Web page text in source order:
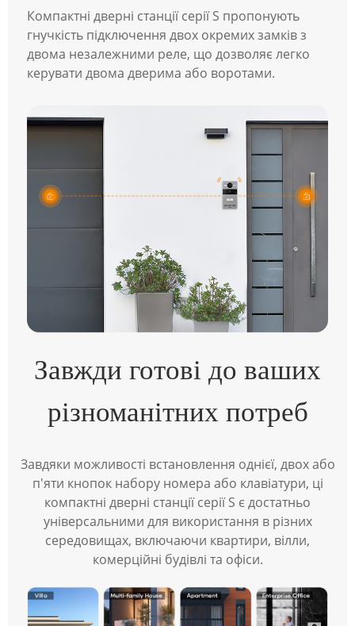
Компактні дверні станції серії S пропонують
гнучкість підключення двох окремих замків з
двома незалежними реле, що дозволяє легко
керувати двома дверима або воротами.
Завжди готові до ваших
різноманітних потреб
Завдяки можливості встановлення однієї, двох або
п'яти кнопок набору номера або клавіатури, ці
компактні дверні станції серії S є достатньо
універсальними для використання в різних
середовищах, включаючи квартири, вілли,
комерційні будівлі та офіси.